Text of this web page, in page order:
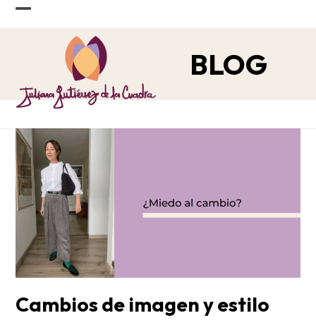
Skip
Open
Close
BLOG
Cambios de imagen y estilo